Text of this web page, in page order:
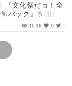
『文化祭だョ！全
パック』を開封
25周年/ドラゴン
11.3K 0 -